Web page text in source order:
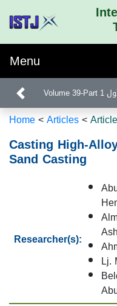
Menu
Home<Articles<
Casting High-
Sand Casting
Researcher(s):
Lj.